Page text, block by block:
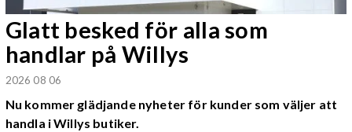
Glatt besked för alla som
handlar på Willys
2026 08 06
Nu kommer glädjande nyheter för kunder som väljer att
handla i Willys butiker.